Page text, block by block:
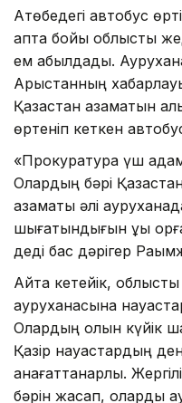
Ақтөбедегі автобус
апта бойы облыстық
ем қабылдады.
Арыстанның
Қазақстан азаматын
өртеніп кеткен
«Прокуратура үш
Олардың бәрі
азаматы әлі
шығатындығын құқық
деді бас дәрігер
Айта кетейік,
ауруханасына
Олардың қолын күйік
Қазір науқастардың
қанағаттанарлық.
бәрін жасап, оларды